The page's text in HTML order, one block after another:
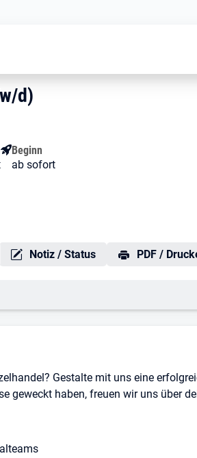
Einzelhandel (m/w/
(m/w/d)
w/d)
d)
Beginn
ab sofort
Notiz / Status PDF /
Gestalte mit uns eine
geweckt haben, freuen wir uns über